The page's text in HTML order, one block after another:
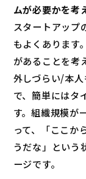
ムが必要かを考
スタートアップ
もよくあります
があることを考
外しづらい/本
で、簡単にはタ
す。組織規模が
って、「ここか
うだな」という
ージです。